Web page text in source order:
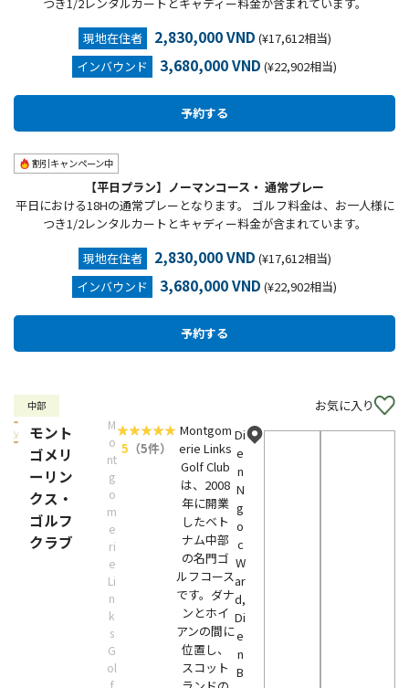
現地在住者
2,830,000 VND (¥17,612相当)
インバウンド
3,680,000 VND (¥22,902相当)
割引キャンペーン中
【平日プラン】ノーマンコース・ 通常プレー
平日における18Hの通常プレーとなります。 ゴルフ料金は、お一人様に
つき1/2レンタルカートとキャディー料金が含まれています。
現地在住者
2,830,000 VND (¥17,612相当)
インバウンド
3,680,000 VND (¥22,902相当)
中部 お気に入り
モント
ゴメリ
ーリン
クス・
ゴルフ
クラブ
M
o
nt
g
o
m
e
ri
e
Li
n
k
s
G
ol
5 （5件）
Montgom
erie Links
Golf Club
は、2008
年に開業
したベト
ナム中部
の名門ゴ
ルフコース
です。ダナ
ンとホイ
アンの間に
位置し、
スコット
Di
e
n
N
g
o
c
W
ar
d,
Di
e
n
B